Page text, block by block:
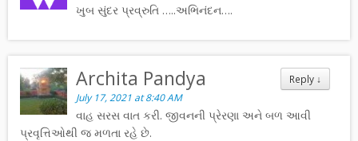
ખુબ સુંદર પ્રવ્રુતિ …..અભિનંદન….
Reply ↓
Archita Pandya
July 17, 2021 at 8:40 AM
વાહ સરસ વાત કરી. જીવનની પ્રેરણા અને બળ આવી
પ્રવૃત્તિઓથી જ મળતા રહે છે.